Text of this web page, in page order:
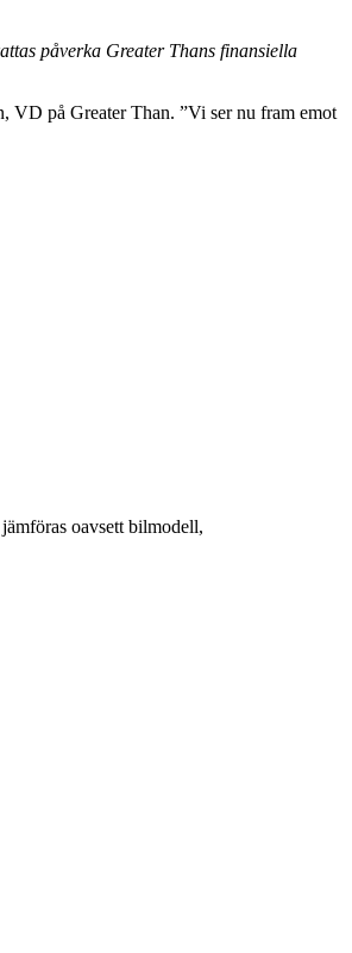
påverka Greater Thans finansiella
VD på Greater Than. ”Vi ser nu fram emot
oavsett bilmodell,